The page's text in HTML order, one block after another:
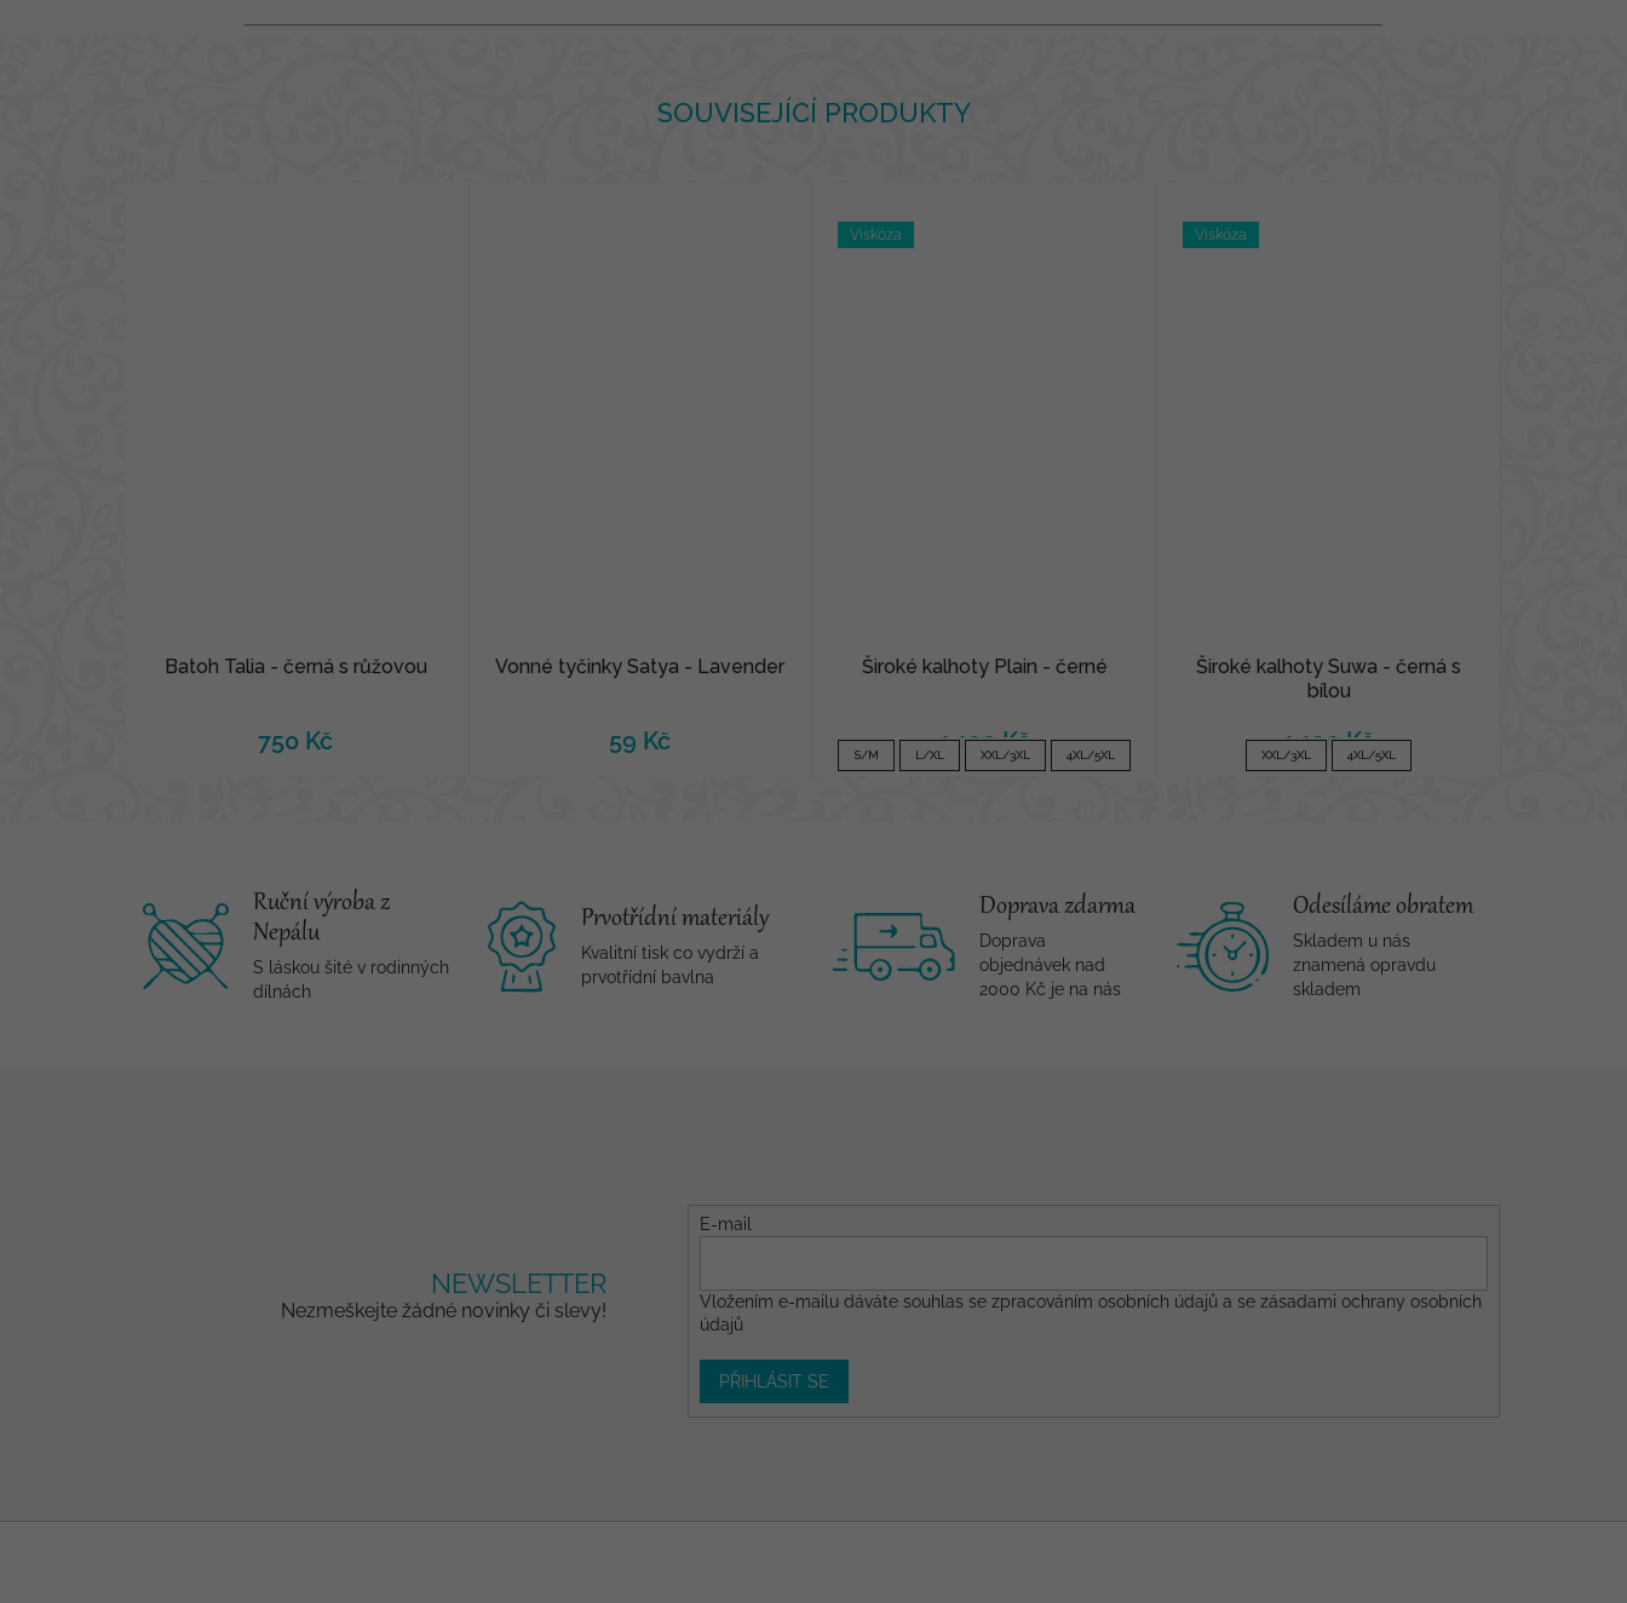
SOUVISEJÍCÍ PRODUKTY
Batoh Talia - černá s růžovou
750 Kč
Vonné tyčinky Satya - Lavender
59 Kč
Viskóza
Široké kalhoty Plain - černé
1 190 Kč
S/M L/XL XXL/3XL 4XL/5XL
Viskóza
Široké kalhoty Suwa - černá s
bílou
1 190 Kč
XXL/3XL 4XL/5XL
Ruční výroba z
Nepálu
S láskou šité v rodinných
dílnách
Prvotřídní materiály
Kvalitní tisk co vydrží a
prvotřídní bavlna
Doprava zdarma
Doprava
objednávek nad
2000 Kč je na nás
Odesíláme obratem
Skladem u nás
znamená opravdu
skladem
NEWSLETTER
Nezmeškejte žádné novinky či slevy!
E-mail
Vložením e-mailu dávátesouhlas se zpracováním osobních údajů a sezásadami ochrany osobních
údajů
PŘIHLÁSIT SE